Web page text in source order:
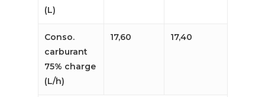
(L)
Conso.
carburant
75% charge
(L/h)
17,60 17,40